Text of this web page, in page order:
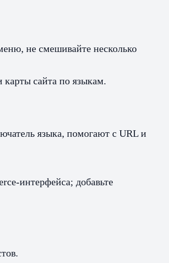
не смешивайте несколько
карты сайта по языкам.
языка, помогают с URL и
интерфейса; добавьте